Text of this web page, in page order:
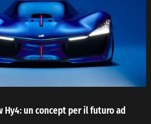
Hy4: un concept per il futuro ad